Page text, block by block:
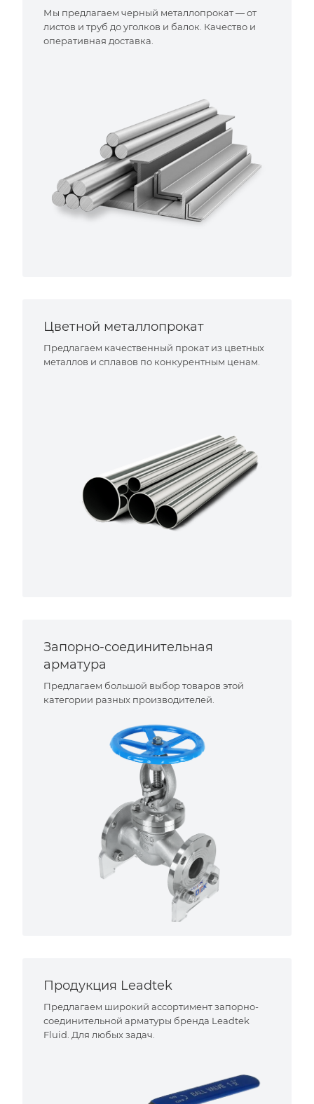
Мы предлагаем черный металлопрокат — от
листов и труб до уголков и балок. Качество и
оперативная доставка.
Цветной металлопрокат
Предлагаем качественный прокат из цветных
металлов и сплавов по конкурентным ценам.
Запорно-соединительная
арматура
Предлагаем большой выбор товаров этой
категории разных производителей.
Продукция Leadtek
Предлагаем широкий ассортимент запорно-
соединительной арматуры бренда Leadtek
Fluid. Для любых задач.